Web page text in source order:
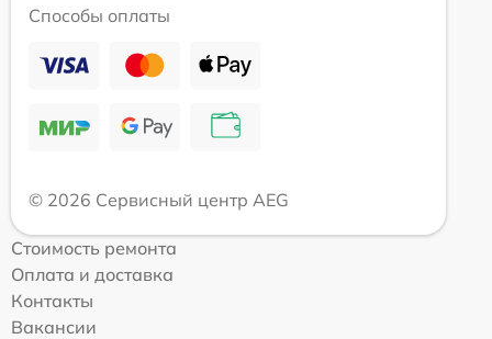
Способы оплаты
© 2026 Сервисный центр AEG
Стоимость ремонта
Оплата и доставка
Контакты
Вакансии